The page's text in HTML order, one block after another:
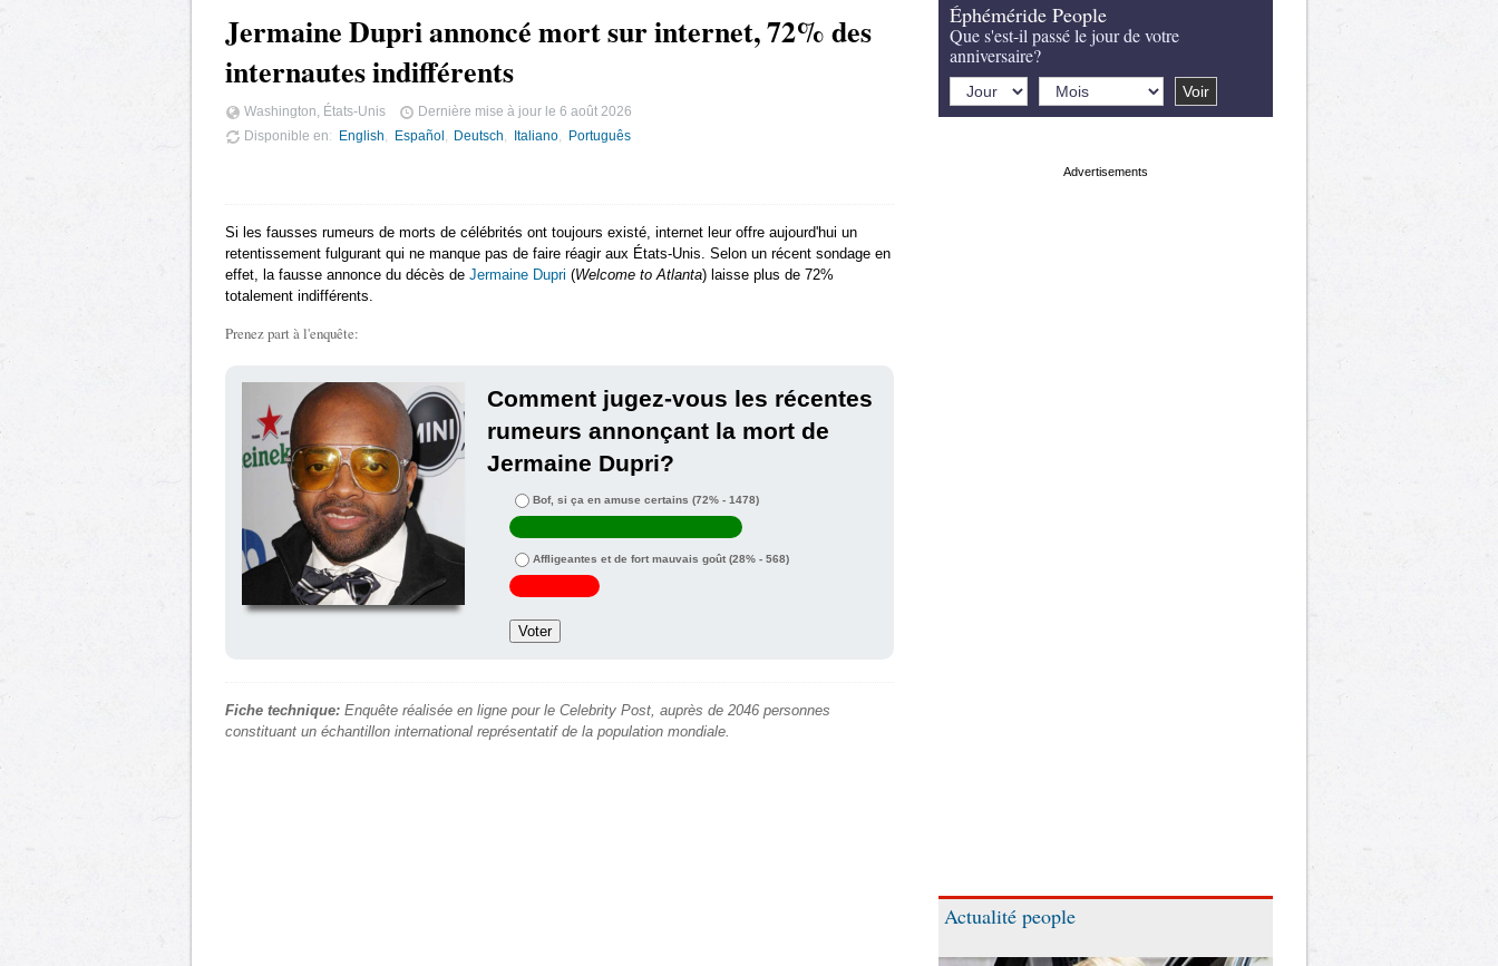
Jermaine Dupri annoncé mort sur internet, 72% des
internautes indifférents
Washington, États-Unis Dernière mise à jour le 6 août 2026
Disponible en
English Español Deutsch Italiano Português
Si les fausses rumeurs de morts de célébrités ont toujours existé, internet leur offre aujourd'hui un
retentissement fulgurant qui ne manque pas de faire réagir aux États-Unis. Selon un récent sondage en
effet, la fausse annonce du décès de Jermaine Dupri (Welcome to Atlanta) laisse plus de 72%
totalement indifférents.
Prenez part à l'enquête:
Comment jugez-vous les récentes
rumeurs annonçant la mort de
Jermaine Dupri?
Bof, si ça en amuse certains (72% - 1478)
Affligeantes et de fort mauvais goût (28% - 568)
Fiche technique: Enquête réalisée en ligne pour le Celebrity Post, auprès de 2046 personnes
constituant un échantillon international représentatif de la population mondiale.
Éphéméride People
Que s'est-il passé le jour de votre
anniversaire?
Actualité people